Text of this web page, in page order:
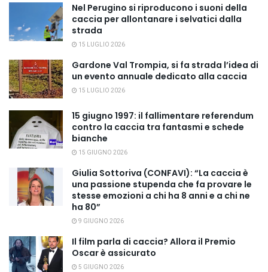
Nel Perugino si riproducono i suoni della
caccia per allontanare i selvatici dalla
strada
15 LUGLIO 2026
Gardone Val Trompia, si fa strada l’idea di
un evento annuale dedicato alla caccia
15 LUGLIO 2026
15 giugno 1997: il fallimentare referendum
contro la caccia tra fantasmi e schede
bianche
15 GIUGNO 2026
Giulia Sottoriva (CONFAVI): “La caccia è
una passione stupenda che fa provare le
stesse emozioni a chi ha 8 anni e a chi ne
ha 80”
9 GIUGNO 2026
Il film parla di caccia? Allora il Premio
Oscar è assicurato
5 GIUGNO 2026